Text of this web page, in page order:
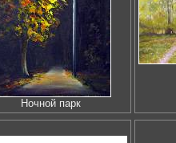
Ночной парк